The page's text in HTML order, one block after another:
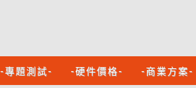
-專題測試- -硬件價格- -商業方案-